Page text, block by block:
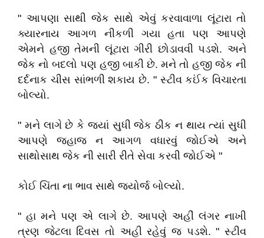
" આપણા સાથી જેક સાથે એવું કરવાવાળા લૂંટારા તો
ક્યારનાય આગળ નીકળી ગયા હતા પણ આપણે
એમને હજી તેમની લૂંટારા ગીરી છોડાવવી પડશે. અને
જેક નો બદલો પણ હજી બાકી છે. મને તો હજી જેક ની
દર્દનાક ચીસ સાંભળી શકાય છે. " સ્ટીવ કઈંક વિચારતા
બોલ્યો.
" મને લાગે છે કે જ્યાં સુધી જેક ઠીક ન થાય ત્યાં સુધી
આપણે જહાજ ન આગળ વધારવું જોઈએ અને
સાથોસાથ જેક ની સારી રીતે સેવા કરવી જોઈએ "
કોઈ ચિંતા ના ભાવ સાથે જ્યોર્જ બોલ્યો.
" હા મને પણ એ લાગે છે. આપણે અહીં લંગર નાખી
ત્રણ જેટલા દિવસ તો અહી રહેવું જ પડશે. " સ્ટીવ